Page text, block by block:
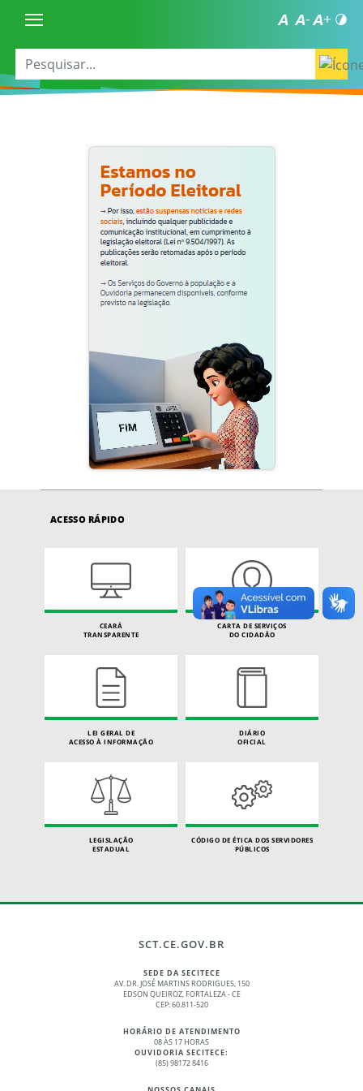
ACESSO RÁPIDO
CEARÁ
TRANSPARENTE
CARTA DE SERVIÇOS
DO CIDADÃO
LEI GERAL DE
ACESSO À INFORMAÇÃO
DIÁRIO
OFICIAL
LEGISLAÇÃO
ESTADUAL
CÓDIGO DE ÉTICA DOS SERVIDORES
PÚBLICOS
SCT.CE.GOV.BR
SEDE DA SECITECE
AV. DR. JOSÉ MARTINS RODRIGUES, 150
EDSON QUEIROZ, FORTALEZA - CE
CEP: 60.811-520
HORÁRIO DE ATENDIMENTO
08 ÀS 17 HORAS
OUVIDORIA SECITECE:
(85) 98172 8416